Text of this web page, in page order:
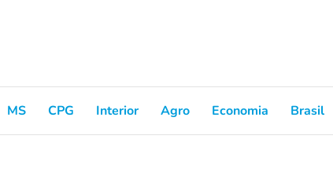
MS CPG Interior Agro Economia Brasil